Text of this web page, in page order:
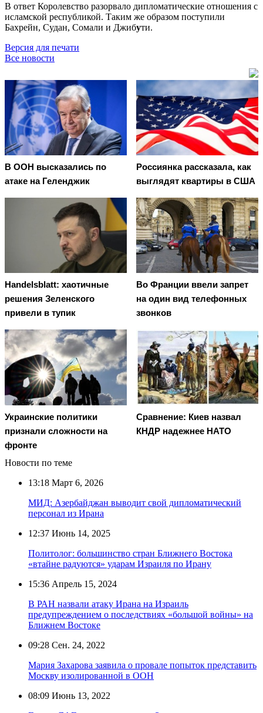
В ответ Королевство разорвало дипломатические отношения с
исламской республикой. Таким же образом поступили
Бахрейн, Судан, Сомали и Джибути.
Версия для печати
Все новости
В ООН высказались по
атаке на Геленджик
Россиянка рассказала, как
выглядят квартиры в США
Handelsblatt: хаотичные
решения Зеленского
привели в тупик
Во Франции ввели запрет
на один вид телефонных
звонков
Украинские политики
признали сложности на
фронте
Сравнение: Киев назвал
КНДР надежнее НАТО
Новости по теме
13:18 Март 6, 2026
МИД: Азербайджан выводит свой дипломатический
персонал из Ирана
12:37 Июнь 14, 2025
Политолог: большинство стран Ближнего Востока
«втайне радуются» ударам Израиля по Ирану
15:36 Апрель 15, 2024
В РАН назвали атаку Ирана на Израиль
предупреждением о последствиях «большой войны» на
Ближнем Востоке
09:28 Сен. 24, 2022
Мария Захарова заявила о провале попыток представить
Москву изолированной в ООН
08:09 Июнь 13, 2022